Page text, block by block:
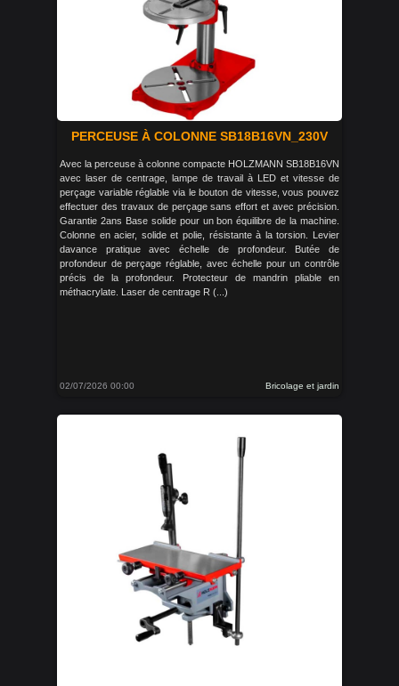
PERCEUSE À COLONNE SB18B16VN_230V
Avec la perceuse à colonne compacte HOLZMANN SB18B16VN
avec laser de centrage, lampe de travail à LED et vitesse de
perçage variable réglable via le bouton de vitesse, vous pouvez
effectuer des travaux de perçage sans effort et avec précision.
Garantie 2ans Base solide pour un bon équilibre de la machine.
Colonne en acier, solide et polie, résistante à la torsion. Levier
davance pratique avec échelle de profondeur. Butée de
profondeur de perçage réglable, avec échelle pour un contrôle
précis de la profondeur. Protecteur de mandrin pliable en
méthacrylate. Laser de centrage R (...)
02/07/2026 00:00 Bricolage et jardin